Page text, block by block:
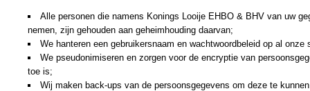
Alle personen die namens Konings Looije EHBO & BHV van uw
nemen, zijn gehouden aan geheimhouding daarvan;
We hanteren een gebruikersnaam en wachtwoordbeleid op al onze
We pseudonimiseren en zorgen voor de encryptie van
toe is;
Wij maken back-ups van de persoonsgegevens om deze te